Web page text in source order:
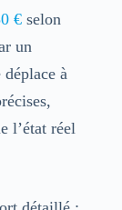
€selon
un
à
l’état réel